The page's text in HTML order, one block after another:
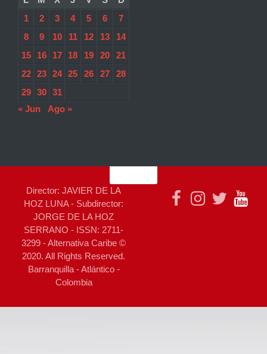
1
2 3 4 5 6
7
8
9 10 11 12 13
14
15
16 17 18 19 20
21
22
23 24 25 26 27
28
29
30
31
« Jun
Ago »
Director: JAVIER DE LA
HOZ LUNA - Subdirector:
JORGE DE LA HOZ
SERRANO - ISSN: 2711-
3299 - Alternativa Caribe ©
2020. All Rights Reserved.
Barranquilla - Atlántico -
Colombia